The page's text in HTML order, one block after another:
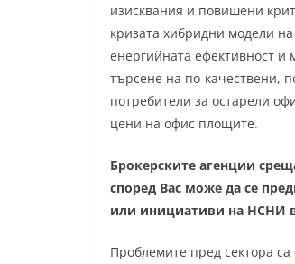
изисквания и повишени
кризата хибридни модели
енергийната ефективност и
търсене на по-качествени,
потребители за остарели
цени на офис площите.
Брокерските агенции
според Вас може да се
или инициативи на НСНИ в
Проблемите пред сектора